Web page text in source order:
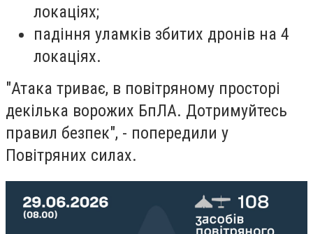
локаціях;
падіння уламків збитих дронів на 4
локаціях.
"Атака триває, в повітряному просторі
декілька ворожих БпЛА. Дотримуйтесь
правил безпек", - попередили у
Повітряних силах.